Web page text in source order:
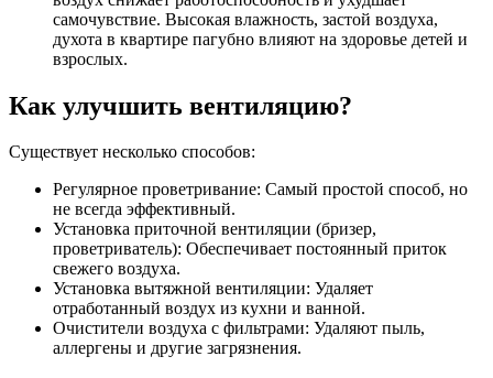
самочувствие. Высокая влажность, застой воздуха,
духота в квартире пагубно влияют на здоровье детей и
взрослых.
Как улучшить вентиляцию?
Существует несколько способов:
Регулярное проветривание: Самый простой способ, но
не всегда эффективный.
Установка приточной вентиляции (бризер,
проветриватель): Обеспечивает постоянный приток
свежего воздуха.
Установка вытяжной вентиляции: Удаляет
отработанный воздух из кухни и ванной.
Очистители воздуха с фильтрами: Удаляют пыль,
аллергены и другие загрязнения.